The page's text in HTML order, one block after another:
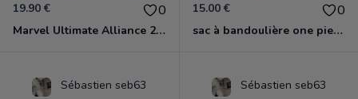
19.90 € 0
Marvel Ultimate Alliance 2 Xbox 360
15.00 € 0
sac à bandoulière one piece chopper
Sébastien seb63 Sébastien seb63